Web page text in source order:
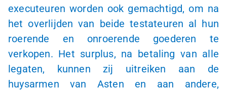
executeuren worden ook gemachtigd, om na
het overlijden van beide testateuren al hun
roerende en onroerende goederen te
verkopen. Het surplus, na betaling van alle
legaten, kunnen zij uitreiken aan de
huysarmen van Asten en aan andere,